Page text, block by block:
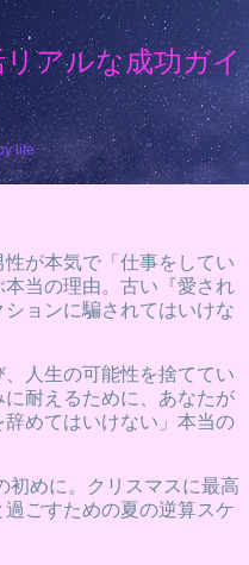
アルな成功ガイ
life
が本気で「仕事をしてい
本当の理由。古い『愛され
ョンに騙されてはいけな
、人生の可能性を捨ててい
に耐えるために、あなたが
辞めてはいけない」本当の
初めに。クリスマスに最高
ごすための夏の逆算スケ